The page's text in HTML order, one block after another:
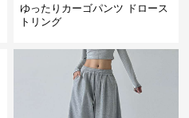
ゆったりカーゴパンツ ドロース
トリング